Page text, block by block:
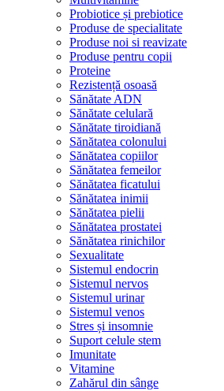
Probiotice și prebiotice
Produse de specialitate
Produse noi si reavizate
Produse pentru copii
Proteine
Rezistență osoasă
Sănătate ADN
Sănătate celulară
Sănătate tiroidiană
Sănătatea colonului
Sănătatea copiilor
Sănătatea femeilor
Sănătatea ficatului
Sănătatea inimii
Sănătatea pielii
Sănătatea prostatei
Sănătatea rinichilor
Sexualitate
Sistemul endocrin
Sistemul nervos
Sistemul urinar
Sistemul venos
Stres și insomnie
Suport celule stem
Imunitate
Vitamine
Zahărul din sânge